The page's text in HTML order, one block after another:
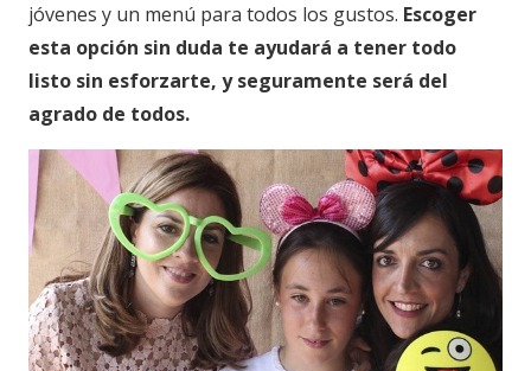
jóvenes y un menú para todos los gustos. Escoger
esta opción sin duda te ayudará a tener todo
listo sin esforzarte, y seguramente será del
agrado de todos.